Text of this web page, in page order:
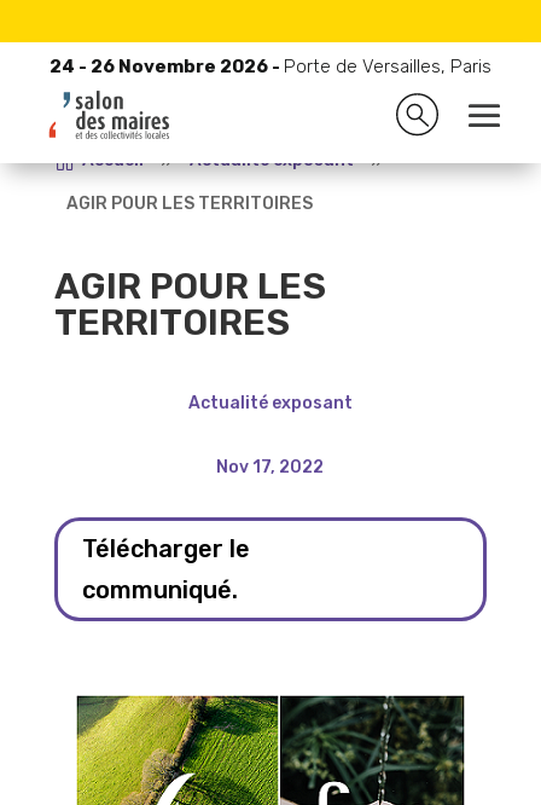
24 - 26 Novembre 2026 - Porte de Versailles, Paris
24 - 26 Novembre 2026 - Porte de Versailles, Paris
 Accueil 9 Actualité exposant 9
AGIR POUR LES TERRITOIRES
AGIR POUR LES
TERRITOIRES
Actualité exposant
Nov 17, 2022
Télécharger le
communiqué.